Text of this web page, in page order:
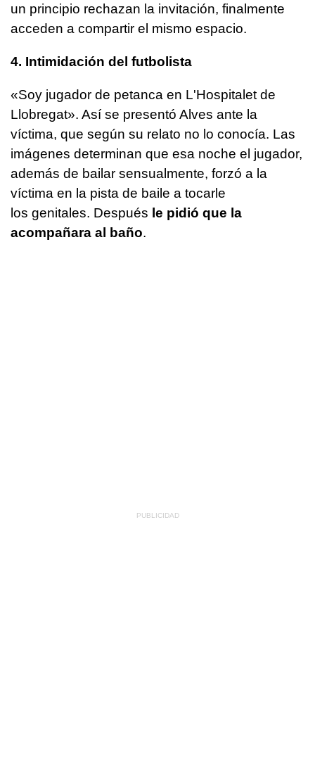
un principio rechazan la invitación, finalmente
acceden a compartir el mismo espacio.
4. Intimidación del futbolista
«Soy jugador de petanca en L'Hospitalet de
Llobregat». Así se presentó Alves ante la
víctima, que según su relato no lo conocía. Las
imágenes determinan que esa noche el jugador,
además de bailar sensualmente, forzó a la
víctima en la pista de baile a tocarle
los genitales. Después le pidió que la
acompañara al baño.